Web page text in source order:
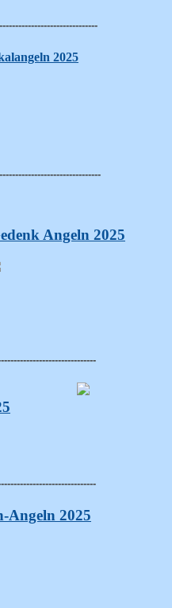
2025
Angeln 2025
Angeln 2025